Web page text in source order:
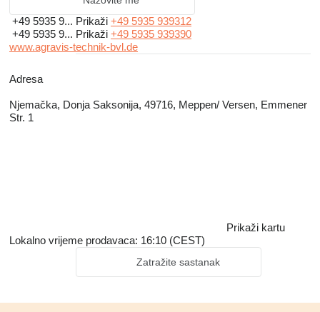
+49 5935 9... Prikaži +49 5935 939312
+49 5935 9... Prikaži +49 5935 939390
www.agravis-technik-bvl.de
Adresa
Njemačka, Donja Saksonija, 49716, Meppen/ Versen, Emmener
Str. 1
Prikaži kartu
Lokalno vrijeme prodavaca: 16:10 (CEST)
Zatražite sastanak